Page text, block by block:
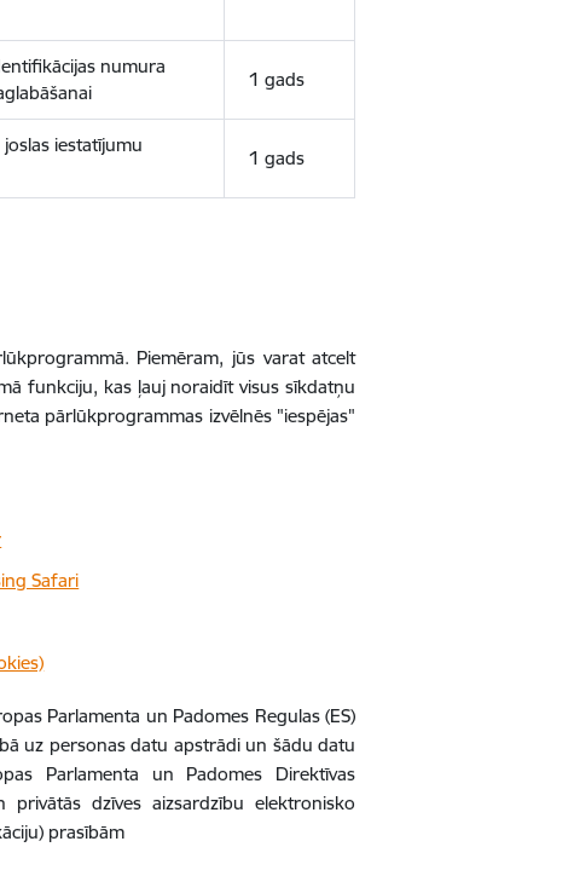
numura
1 gads
iestatījumu
1 gads
Piemēram, jūs varat atcelt
funkciju, kas ļauj noraidīt visus sīkdatņu
pārlūkprogrammas izvēlnēs "iespējas"
Safari
Parlamenta un Padomes Regulas (ES)
uz personas datu apstrādi un šādu datu
Parlamenta un Padomes Direktīvas
dzīves aizsardzību elektronisko
prasībām